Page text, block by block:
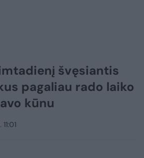
švęsiantis
pagaliau rado laiko
kūnu